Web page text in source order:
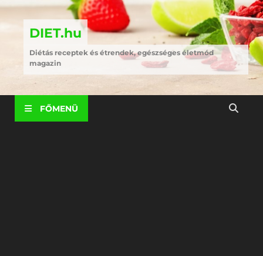
DIET.hu
Diétás receptek és étrendek, egészséges életmód
magazin
FŐMENÜ